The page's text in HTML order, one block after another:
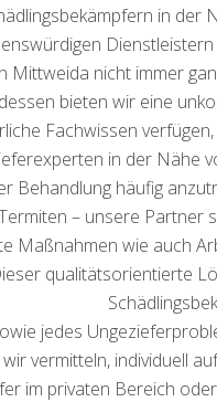
in
Mittweida nicht immer
bieten wir eine
Fachwissen
in der Nähe
Behandlung häufig
– unsere Partner
Maßnahmen wie auch
qualitätsorientierte
jedes
vermitteln, individuell
im privaten Bereich